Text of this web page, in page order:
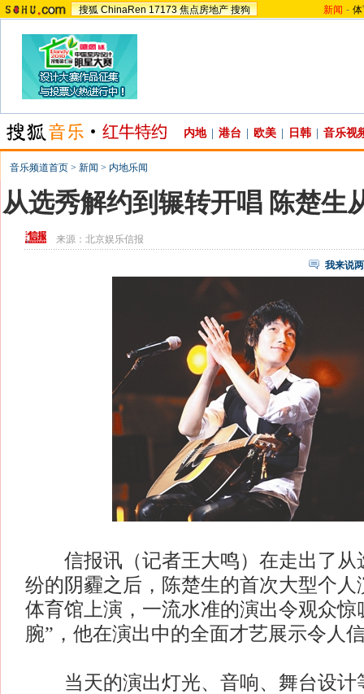
搜狐 ChinaRen 17173 焦点房地产 搜狗 新闻 -
内地 港台 欧美 日韩 音乐视
音乐频道首页 > 新闻 > 内地乐闻
从选秀解约到辗转开唱 陈楚生
来源： 北京娱乐信报
我来说
信报讯（记者王大鸣）在走出了从
纷的阴霾之后，陈楚生的首次大型个人
体育馆上演，一流水准的演出令观众惊
腕”，他在演出中的全面才艺展示令人
当天的演出灯光、音响、舞台设计